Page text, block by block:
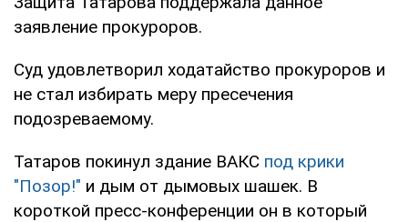
заявление прокуроров.
Суд удовлетворил ходатайство прокуроров и
не стал избирать меру пресечения
подозреваемому.
Татаров покинул здание ВАКС под крики
"Позор!" и дым от дымовых шашек. В
короткой пресс-конференции он в который